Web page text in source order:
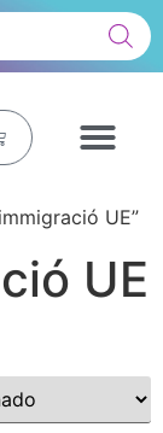
UE”
UE